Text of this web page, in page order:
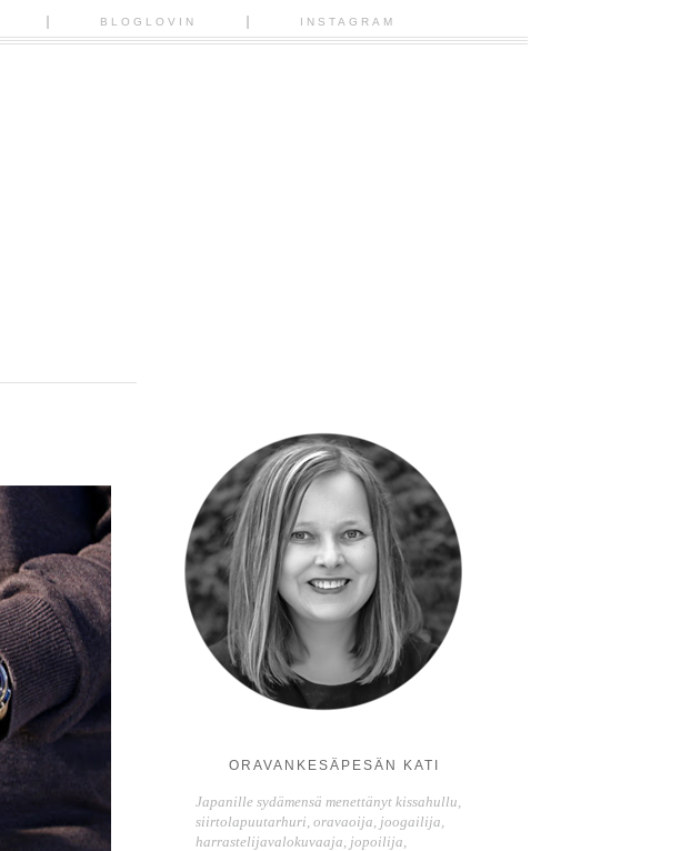
BLOGLOVIN INSTAGRAM
ORAVANKESÄPESÄN KATI
Japanille sydämensä menettänyt kissahullu,
siirtolapuutarhuri, oravaoija, joogailija,
harrastelijavalokuvaaja, jopoilija,